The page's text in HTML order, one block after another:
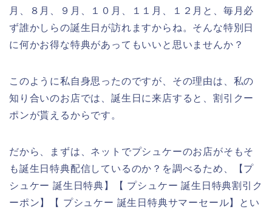
月、８月、９月、１０月、１１月、１２月と、毎月必
ず誰かしらの誕生日が訪れますからね。そんな特別日
に何かお得な特典があってもいいと思いませんか？
このように私自身思ったのですが、その理由は、私の
知り合いのお店では、誕生日に来店すると、割引クー
ポンが貰えるからです。
だから、まずは、ネットでプシュケーのお店がそもそ
も誕生日特典配信しているのか？を調べるため、【プ
シュケー 誕生日特典】【 プシュケー 誕生日特典割引ク
ーポン】【 プシュケー 誕生日特典サマーセール】とい